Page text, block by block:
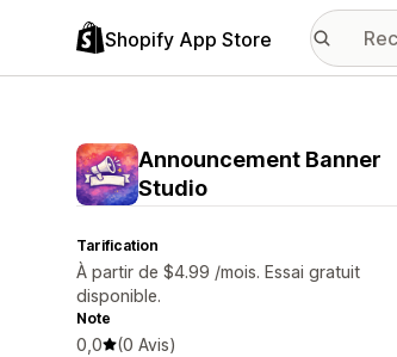
Shopify App Store
Announcement Banner
Studio
Tarification
À partir de $4.99 /mois. Essai gratuit
disponible.
Note
0,0 (0 Avis)